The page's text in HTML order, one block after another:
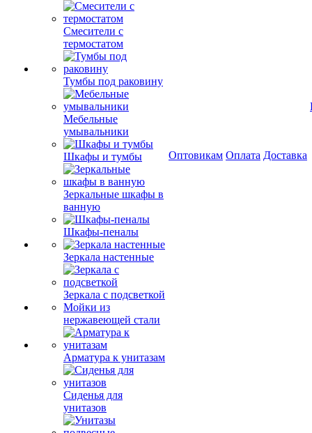
Смесители с
термостатом
Тумбы под раковину
Мебельные
умывальники
Шкафы и тумбы
Зеркальные шкафы в
ванную
Шкафы-пеналы
Зеркала настенные
Зеркала с подсветкой
Мойки из
нержавеющей стали
Арматура к унитазам
Сиденья для
унитазов
Оптовикам Оплата Доставка